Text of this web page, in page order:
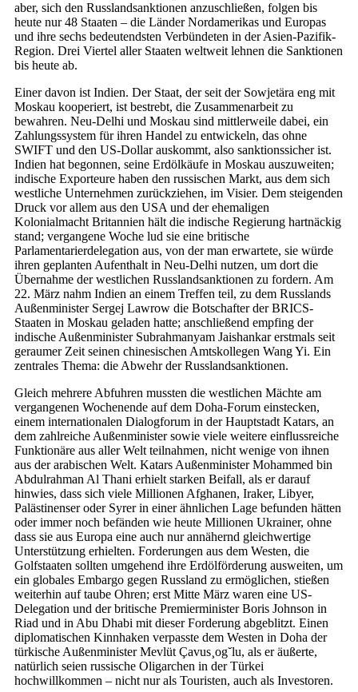
aber, sich den Russlandsanktionen anzuschließen, folgen bis
heute nur 48 Staaten – die Länder Nordamerikas und Europas
und ihre sechs bedeutendsten Verbündeten in der Asien-Pazifik-
Region. Drei Viertel aller Staaten weltweit lehnen die Sanktionen
bis heute ab.
Einer davon ist Indien. Der Staat, der seit der Sowjetära eng mit
Moskau kooperiert, ist bestrebt, die Zusammenarbeit zu
bewahren. Neu-Delhi und Moskau sind mittlerweile dabei, ein
Zahlungssystem für ihren Handel zu entwickeln, das ohne
SWIFT und den US-Dollar auskommt, also sanktionssicher ist.
Indien hat begonnen, seine Erdölkäufe in Moskau auszuweiten;
indische Exporteure haben den russischen Markt, aus dem sich
westliche Unternehmen zurückziehen, im Visier. Dem steigenden
Druck vor allem aus den USA und der ehemaligen
Kolonialmacht Britannien hält die indische Regierung hartnäckig
stand; vergangene Woche lud sie eine britische
Parlamentarierdelegation aus, von der man erwartete, sie würde
ihren geplanten Aufenthalt in Neu-­Delhi nutzen, um dort die
Übernahme der westlichen Russlandsanktionen zu fordern. Am
22. März nahm Indien an einem Treffen teil, zu dem Russlands
Außenminister Sergej Lawrow die Botschafter der BRICS-
Staaten in Moskau geladen hatte; anschließend empfing der
indische Außenminister Subrahmanyam Jaishankar erstmals seit
geraumer Zeit seinen chinesischen Amtskollegen Wang Yi. Ein
zentrales Thema: die Abwehr der Russlandsanktionen.
Gleich mehrere Abfuhren mussten die westlichen Mächte am
vergangenen Wochenende auf dem Doha-Forum einstecken,
einem internationalen Dialogforum in der Hauptstadt Katars, an
dem zahlreiche Außenminister sowie viele weitere einflussreiche
Funktionäre aus aller Welt teilnahmen, nicht wenige von ihnen
aus der arabischen Welt. Katars Außenminister Mohammed bin
Abdulrahman Al Thani erhielt starken Beifall, als er darauf
hinwies, dass sich viele Millionen Afghanen, Iraker, Libyer,
Palästinenser oder Syrer in einer ähnlichen Lage befunden hätten
oder immer noch befänden wie heute Millionen Ukrainer, ohne
dass sie aus Europa eine auch nur annähernd gleichwertige
Unterstützung erhielten. Forderungen aus dem Westen, die
Golfstaaten sollten umgehend ihre Erdölförderung ausweiten, um
ein globales Embargo gegen Russland zu ermöglichen, stießen
weiterhin auf taube Ohren; erst Mitte März waren eine US-
Delegation und der britische Premierminister Boris Johnson in
Riad und in Abu Dhabi mit dieser Forderung abgeblitzt. Einen
diplomatischen Kinnhaken verpasste dem Westen in Doha der
türkische Außenminister Mevlüt Çavus¸og˘lu, als er äußerte,
natürlich seien russische Oligarchen in der Türkei
hochwillkommen – nicht nur als Touristen, auch als Investoren.